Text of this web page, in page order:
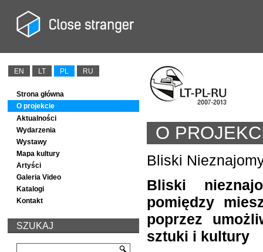
EN LT PL RU
Strona główna
O projekcie
Aktualności
Wydarzenia
Wystawy
Mapa kultury
Artyści
Galeria Video
Katalogi
Kontakt
SZUKAJ
O
Bliski
Bliski
pomiędzy
poprzez
sztuki i kultury